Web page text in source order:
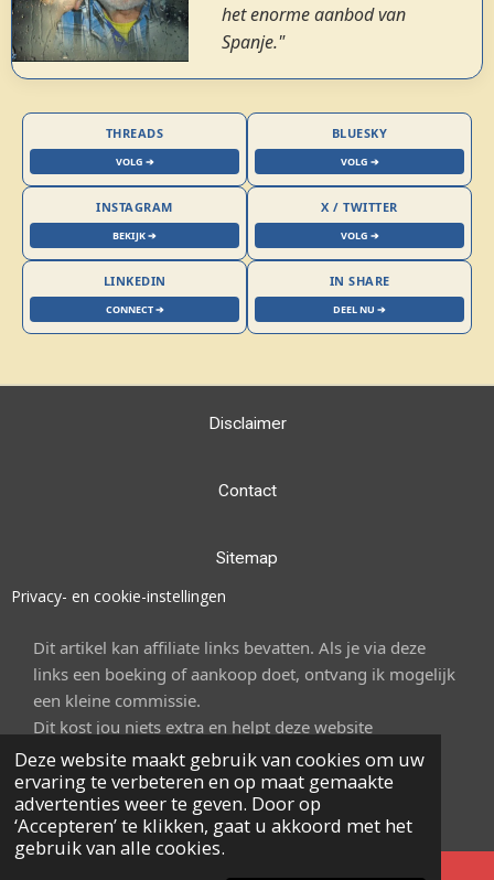
Deze website maakt gebruik van cookies om uw
ervaring te verbeteren en op maat gemaakte
advertenties weer te geven. Door op
‘Accepteren’ te klikken, gaat u akkoord met het
gebruik van alle cookies.
het enorme aanbod van
Spanje."
THREADS
VOLG ➔
BLUESKY
VOLG ➔
INSTAGRAM
BEKIJK ➔
X / TWITTER
VOLG ➔
LINKEDIN
CONNECT ➔
IN SHARE
DEEL NU ➔
Disclaimer
Contact
Sitemap
Privacy- en cookie-instellingen
Dit artikel kan affiliate links bevatten. Als je via deze
links een boeking of aankoop doet, ontvang ik mogelijk
een kleine commissie.
Dit kost jou niets extra en helpt deze website
onderhouden.
© 2023 Op vakantie naar Spanje
Powered byJouwWeb